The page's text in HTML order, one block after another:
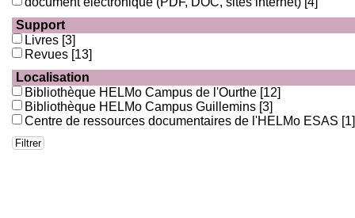
Support
Livres [3]
Revues [13]
Localisation
Bibliothèque HELMo Campus de l'Ourthe [12]
Bibliothèque HELMo Campus Guillemins [3]
Centre de ressources documentaires de l'HELMo ESAS [1]